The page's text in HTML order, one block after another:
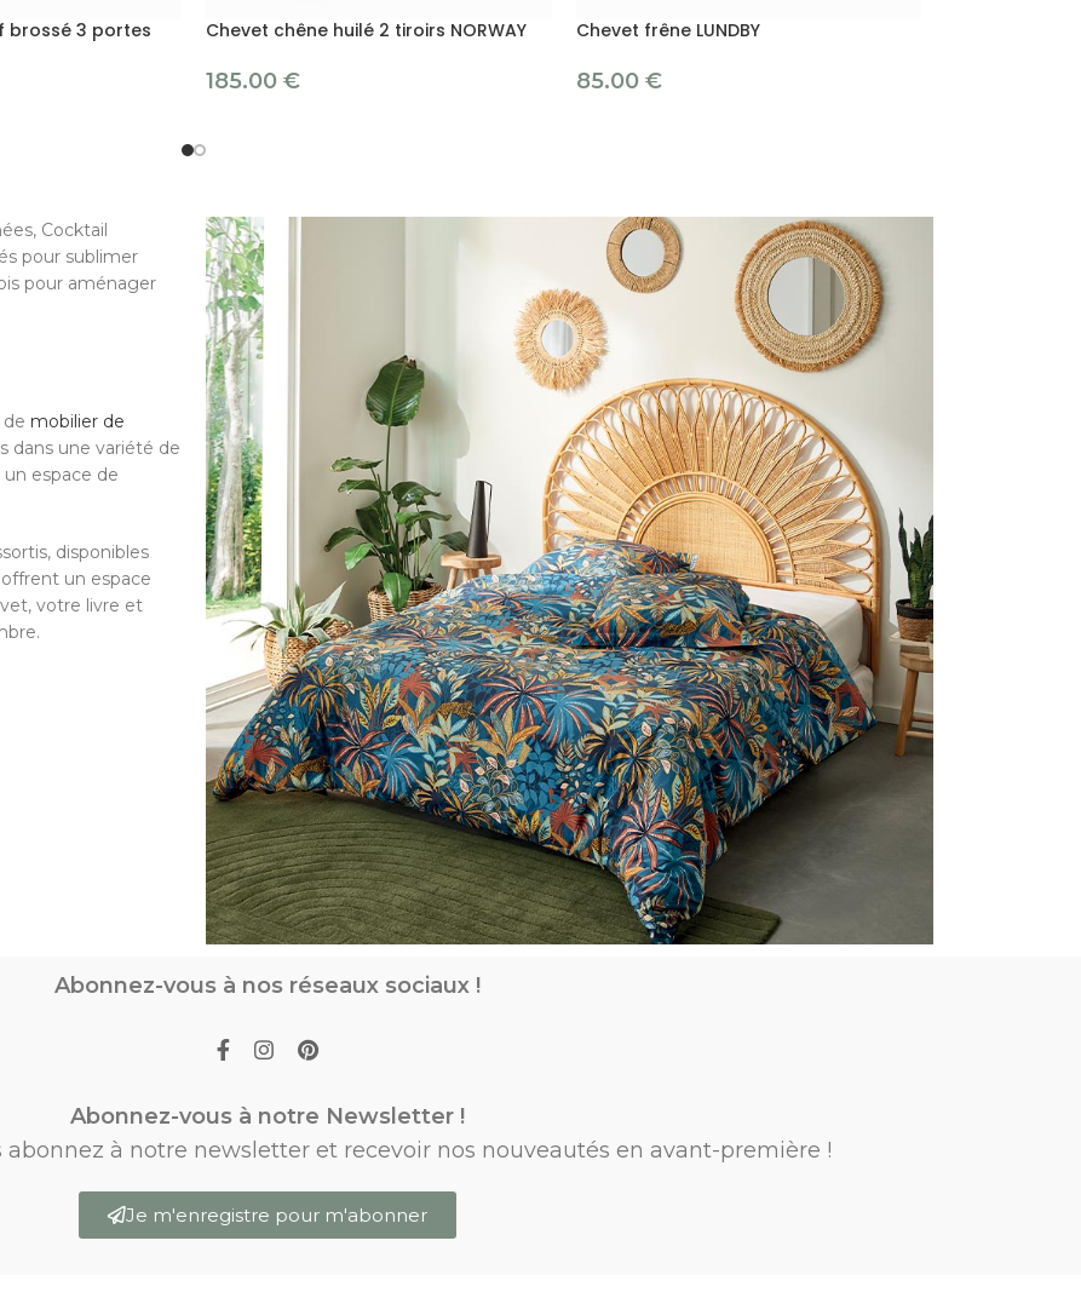
brossé 3 portes
Chevet chêne huilé 2 tiroirs NORWAY
185.00 €
Chevet frêne LUNDBY
85.00 €
Cocktail
pour sublimer
pour aménager
mobilier de
dans une variété de
espace de
disponibles
un espace
votre livre et
Abonnez-vous à nos réseaux sociaux !
Abonnez-vous à notre Newsletter !
abonnez à notre newsletter et recevoir nos nouveautés en avant-première !
Je m'enregistre pour m'abonner